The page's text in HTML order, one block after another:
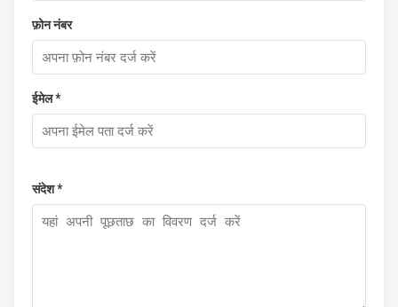
फ़ोन नंबर
ईमेल *
संदेश *